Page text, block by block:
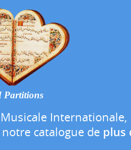
Partitions
Internationale,
notre catalogue de plus